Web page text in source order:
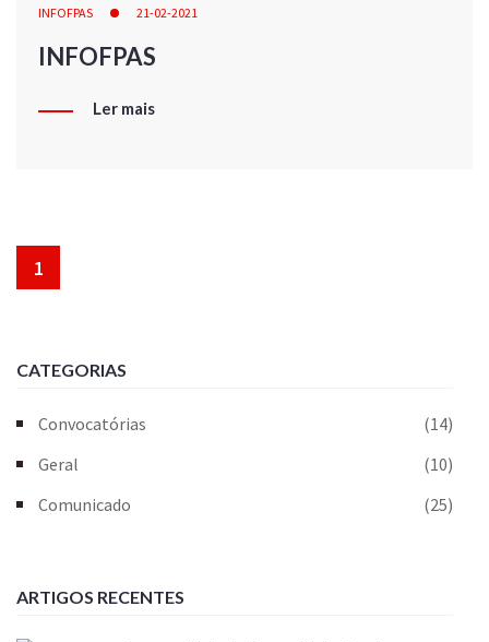
INFOFPAS 21-02-2021
INFOFPAS
Ler mais
1
CATEGORIAS
Convocatórias
(14)
Geral
(10)
Comunicado
(25)
ARTIGOS RECENTES